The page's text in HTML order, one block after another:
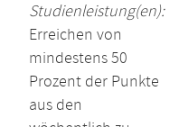
Studienleistung(en):
Erreichen von
mindestens 50
Prozent der Punkte
aus den